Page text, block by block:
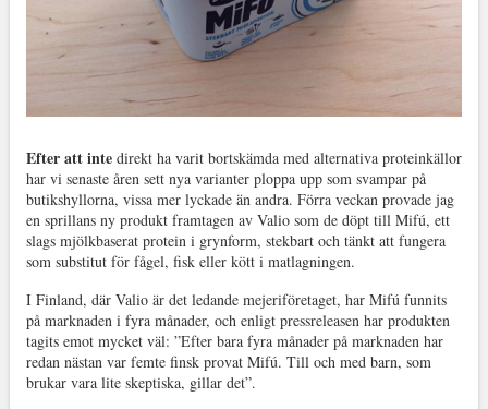
Efter att intedirekt ha varit bortskämda med alternativa proteinkällor
har vi senaste åren sett nya varianter ploppa upp som svampar på
butikshyllorna, vissa mer lyckade än andra. Förra veckan provade jag
en sprillans ny produkt framtagen av Valio som de döpt till Mifú, ett
slags mjölkbaserat protein i grynform, stekbart och tänkt att fungera
som substitut för fågel, fisk eller kött i matlagningen.
I Finland, där Valio är det ledande mejeriföretaget, har Mifú funnits
på marknaden i fyra månader, och enligt pressreleasen har produkten
tagits emot mycket väl: ”Efter bara fyra månader på marknaden har
redan nästan var femte finsk provat Mifú. Till och med barn, som
brukar vara lite skeptiska, gillar det”.